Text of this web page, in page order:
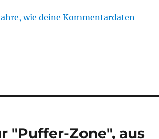
wie deine Kommentardaten
"Puffer-Zone", aus